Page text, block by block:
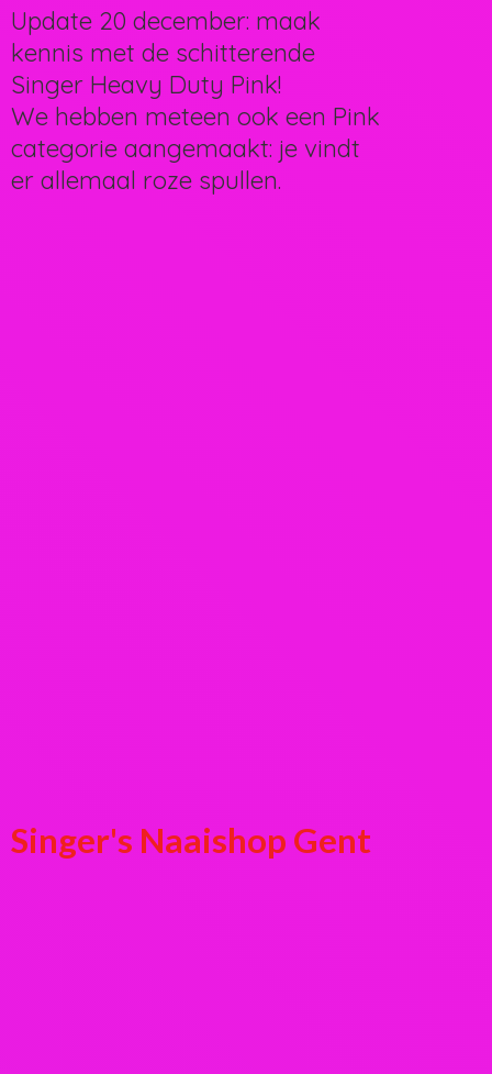
Singer's Naaishop Gent
Update 20 december: maak
kennis met de schitterende
Singer Heavy Duty Pink!
We hebben meteen ook een Pink
categorie aangemaakt: je vindt
er allemaal roze spullen.